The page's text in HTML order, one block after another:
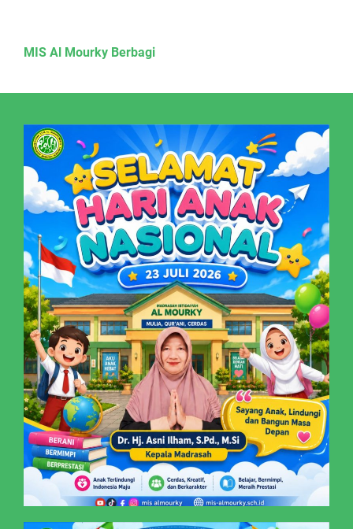
MIS Al Mourky Berbagi